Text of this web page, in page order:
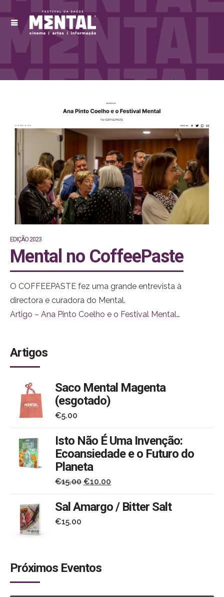
EDIÇÃO 2023
Mental no CoffeePaste
O COFFEEPASTE fez uma grande entrevista à
directora e curadora do Mental.
Artigo – Ana Pinto Coelho e o Festival Mental
Artigos
Saco Mental Magenta
(esgotado)
€5.00
Isto Não É Uma Invenção:
Ecoansiedade e o Futuro do
Planeta
€15.00 O
original
€10.00
atual
Sal Amargo / Bitter Salt
€15.00
Próximos Eventos